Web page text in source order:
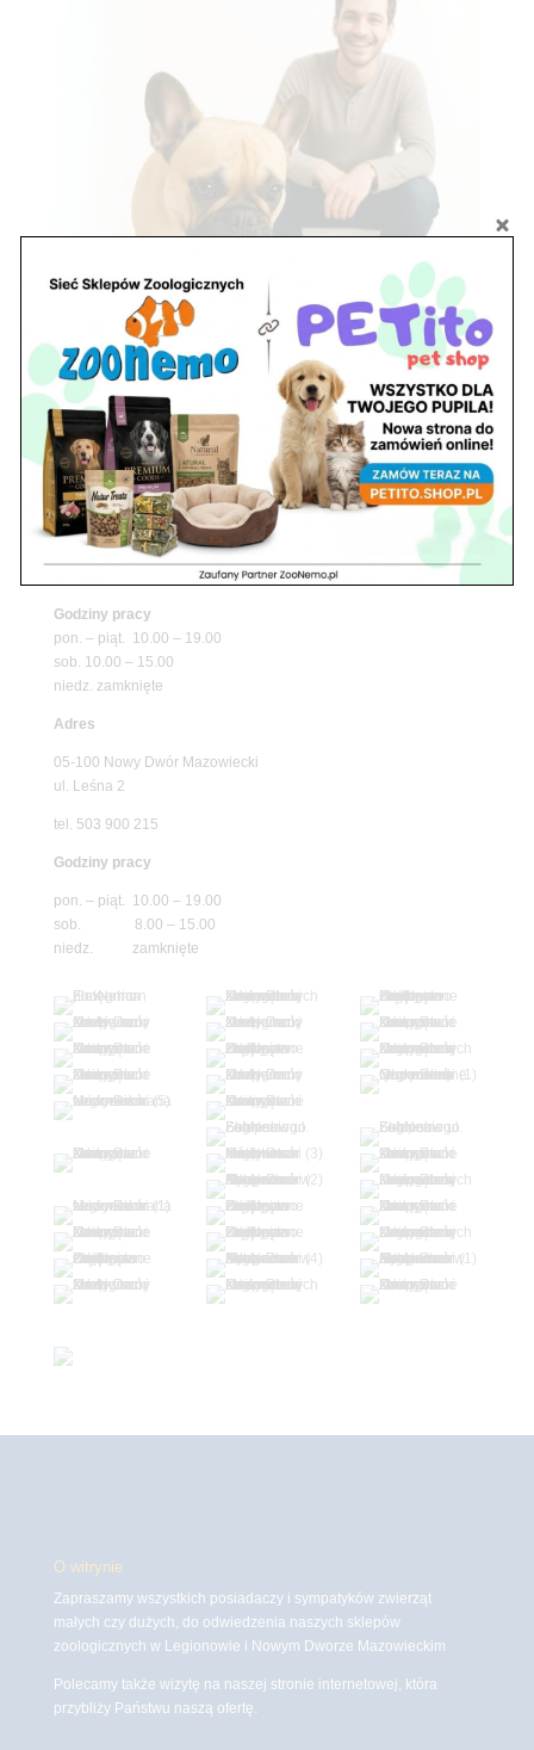
Znajdź nas
Adres
05-120 Legionowo
ul. Piłsudskiego 31,
pawilon 134
Godziny pracy
pon. – piąt. 10.00 – 19.00
sob. 10.00 – 15.00
niedz. zamknięte
Adres
05-100 Nowy Dwór Mazowiecki
ul. Leśna 2
tel. 503 900 215
Godziny pracy
pon. – piąt. 10.00 – 19.00
sob. 8.00 – 15.00
niedz. zamknięte
O witrynie
Zapraszamy wszystkich posiadaczy i sympatyków zwierząt
małych czy dużych, do odwiedzenia naszych sklepów
zoologicznych w Legionowie i Nowym Dworze Mazowieckim
Polecamy także wizytę na naszej stronie internetowej, która
przybliży Państwu naszą ofertę.